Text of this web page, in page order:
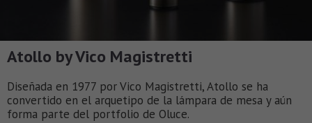
Atollo by Vico Magistretti
Diseñada en 1977 por Vico Magistretti, Atollo se ha
convertido en el arquetipo de la lámpara de mesa y aún
forma parte del portfolio de Oluce.